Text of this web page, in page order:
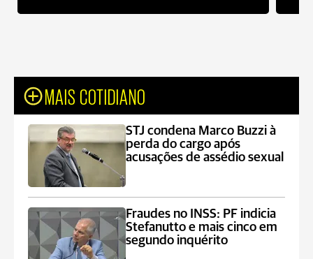
MAIS COTIDIANO
STJ condena Marco Buzzi à
perda do cargo após
acusações de assédio sexual
Fraudes no INSS: PF indicia
Stefanutto e mais cinco em
segundo inquérito